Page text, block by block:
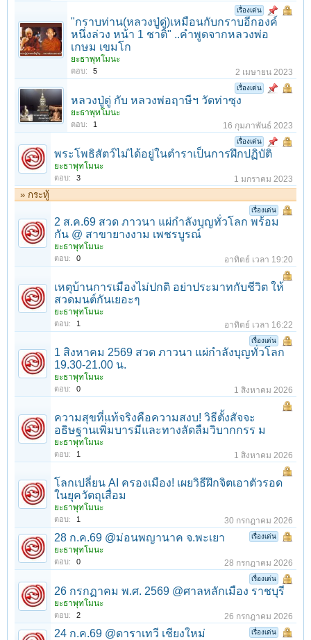
เรื่องเด่น
"กราบท่าน(หลวงปู่ดู่)เหมือนกับกราบอีกองค์
หนึ่งล่วง หน้า 1 ชาติ"⁣ ..คำพูดจากหลวงพ่อ
เกษม เขมโก
ยะธาพุทโมนะ
ตอบ: 5 2 เมษายน 2023
เรื่องเด่น
หลวงปู่ดู่ กับ หลวงพ่อฤาษีฯ วัดท่าซุง
ยะธาพุทโมนะ
ตอบ: 1 16 กุมภาพันธ์ 2023
เรื่องเด่น
พระโพธิสัตว์ไม่ได้อยู่ในตำราเป็นการฝึกปฏิบัติ
ยะธาพุทโมนะ
ตอบ: 3 1 มกราคม 2023
» กระทู้
เรื่องเด่น
2 ส.ค.69 สวด ภาวนา แผ่กำลังบุญทั่วโลก พร้อม
กัน @ สาขายางงาม เพชรบูรณ์
ยะธาพุทโมนะ
ตอบ: 0 อาทิตย์ เวลา 19:20
เหตุบ้านการเมืองไม่ปกติ อย่าประมาทกับชีวิต ให้
สวดมนต์กันเยอะๆ
ยะธาพุทโมนะ
ตอบ: 1 อาทิตย์ เวลา 16:22
เรื่องเด่น
1 สิงหาคม 2569 สวด ภาวนา แผ่กำลังบุญทั่วโลก
19.30-21.00 น.
ยะธาพุทโมนะ
ตอบ: 0 1 สิงหาคม 2026
ความสุขที่แท้จริงคือความสงบ! วิธีตั้งสัจจะ
อธิษฐานเพิ่มบารมีและทางลัดลืมวิบากกรร ม
ยะธาพุทโมนะ
ตอบ: 1 1 สิงหาคม 2026
โลกเปลี่ยน AI ครองเมือง! เผยวิธีฝึกจิตเอาตัวรอด
ในยุควัตถุเสื่อม
ยะธาพุทโมนะ
ตอบ: 1 30 กรกฎาคม 2026
เรื่องเด่น
28 ก.ค.69 @ม่อนพญานาค จ.พะเยา
ยะธาพุทโมนะ
ตอบ: 0 28 กรกฎาคม 2026
เรื่องเด่น
26 กรกฏาคม พ.ศ. 2569 @ศาลหลักเมือง ราชบุรี
ยะธาพุทโมนะ
ตอบ: 2 26 กรกฎาคม 2026
เรื่องเด่น
24 ก.ค.69 @ดาราเทวี เชียงใหม่